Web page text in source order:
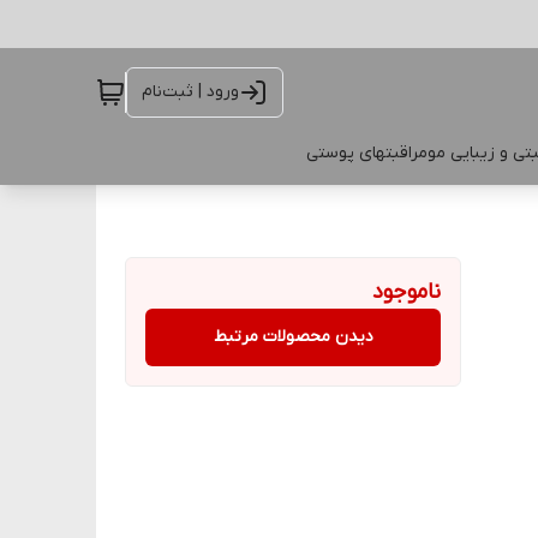
ورود | ثبت‌نام
و زیبایی مومراقبتهای پوستی
ناموجود
دیدن محصولات مرتبط